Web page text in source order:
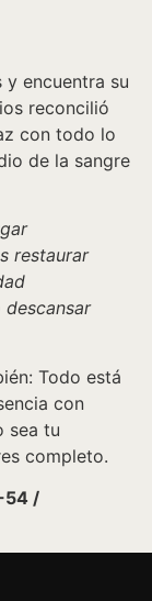
encuentra su
reconcilió
con todo lo
de la sangre
restaurar
Todo está
con
sea tu
completo.
54 /